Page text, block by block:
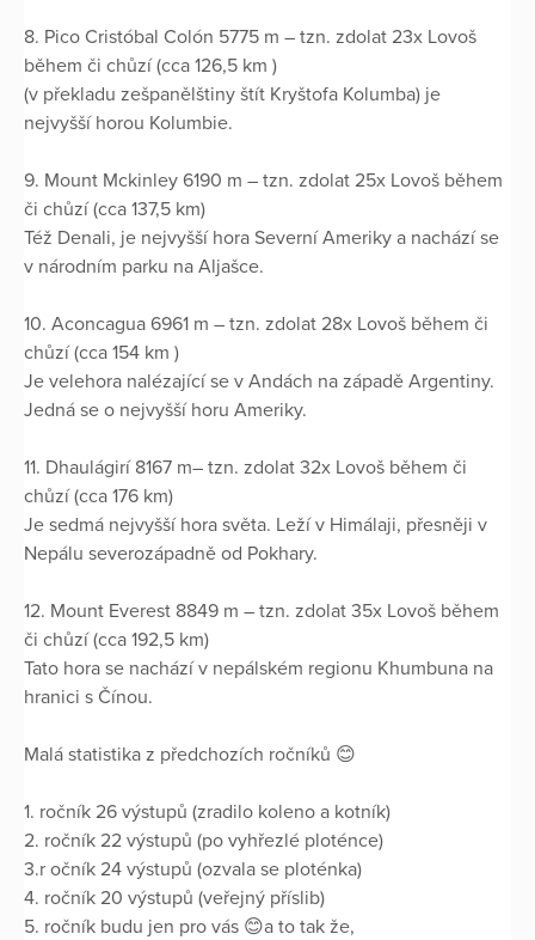
8. Pico Cristóbal Colón 5775 m – tzn. zdolat 23x Lovoš
během či chůzí (cca 126,5 km )
(v překladu zešpanělštiny štít Kryštofa Kolumba) je
nejvyšší horou Kolumbie.
9. Mount Mckinley 6190 m – tzn. zdolat 25x Lovoš během
či chůzí (cca 137,5 km)
Též Denali, je nejvyšší hora Severní Ameriky a nachází se
v národním parku na Aljašce.
10. Aconcagua 6961 m – tzn. zdolat 28x Lovoš během či
chůzí (cca 154 km )
Je velehora nalézající se v Andách na západě Argentiny.
Jedná se o nejvyšší horu Ameriky.
11. Dhaulágirí 8167 m– tzn. zdolat 32x Lovoš během či
chůzí (cca 176 km)
Je sedmá nejvyšší hora světa. Leží v Himálaji, přesněji v
Nepálu severozápadně od Pokhary.
12. Mount Everest 8849 m – tzn. zdolat 35x Lovoš během
či chůzí (cca 192,5 km)
Tato hora se nachází v nepálském regionu Khumbuna na
hranici s Čínou.
Malá statistika z předchozích ročníků 😊
1. ročník 26 výstupů (zradilo koleno a kotník)
2. ročník 22 výstupů (po vyhřezlé ploténce)
3.r očník 24 výstupů (ozvala se ploténka)
4. ročník 20 výstupů (veřejný příslib)
5. ročník budu jen pro vás 😊a to tak že,